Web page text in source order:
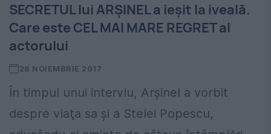
SECRETUL lui ARŞINEL a ieşit la iveală.
Care este CEL MAI MARE REGRET al
actorului
28 NOIEMBRIE 2017
În timpul unui interviu, Arşinel a vorbit
despre viaţa sa şi a Stelei Popescu,